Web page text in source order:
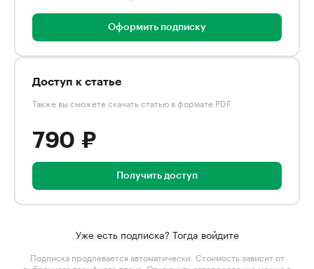
Оформить подписку
Доступ к статье
Также вы сможете скачать статью в формате PDF
790 ₽
Получить доступ
Уже есть подписка? Тогда войдите
Подписка продлевается автоматически. Стоимость зависит от